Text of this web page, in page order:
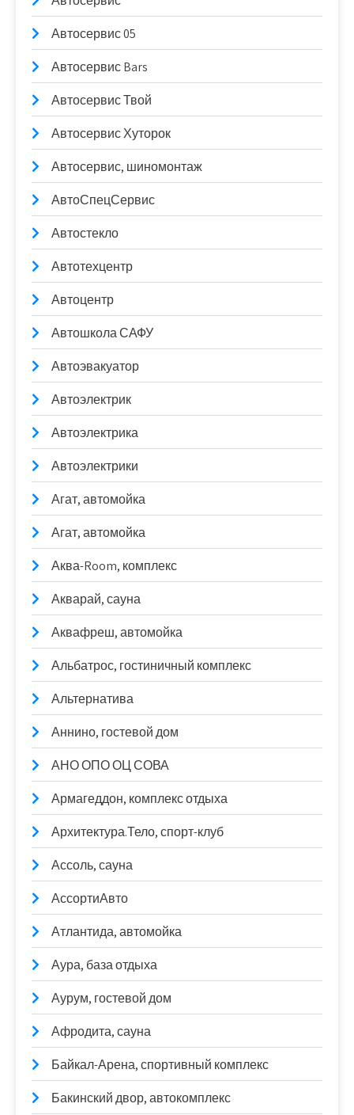
Автосервис 05
Автосервис Bars
Автосервис Твой
Автосервис Хуторок
Автосервис, шиномонтаж
АвтоСпецСервис
Автостекло
Автотехцентр
Автоцентр
Автошкола САФУ
Автоэвакуатор
Автоэлектрик
Автоэлектрика
Автоэлектрики
Агат, автомойка
Агат, автомойка
Аква-Room, комплекс
Акварай, сауна
Аквафреш, автомойка
Альбатрос, гостиничный комплекс
Альтернатива
Аннино, гостевой дом
АНО ОПО ОЦ СОВА
Армагеддон, комплекс отдыха
Архитектура.Тело, спорт-клуб
Ассоль, сауна
АссортиАвто
Атлантида, автомойка
Аура, база отдыха
Аурум, гостевой дом
Афродита, сауна
Байкал-Арена, спортивный комплекс
Бакинский двор, автокомплекс